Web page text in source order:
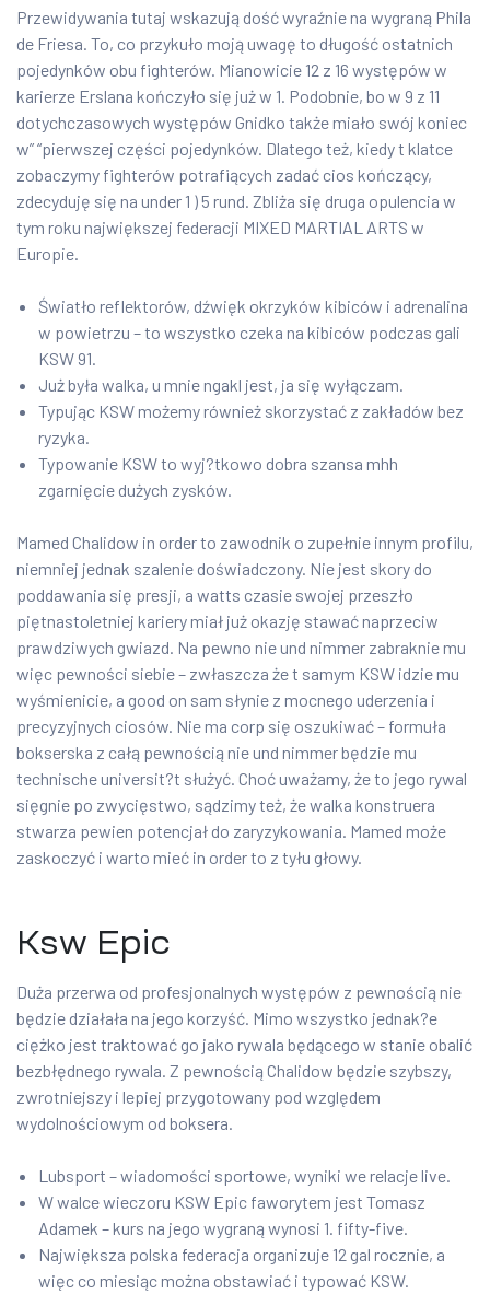
Przewidywania tutaj wskazują dość wyraźnie na wygraną Phila
de Friesa. To, co przykuło moją uwagę to długość ostatnich
pojedynków obu fighterów. Mianowicie 12 z 16 występów w
karierze Erslana kończyło się już w 1. Podobnie, bo w 9 z 11
dotychczasowych występów Gnidko także miało swój koniec
w” “pierwszej części pojedynków. Dlatego też, kiedy t klatce
zobaczymy fighterów potrafiących zadać cios kończący,
zdecyduję się na under 1 ) 5 rund. Zbliża się druga opulencia w
tym roku największej federacji MIXED MARTIAL ARTS w
Europie.
Światło reflektorów, dźwięk okrzyków kibiców i adrenalina
w powietrzu – to wszystko czeka na kibiców podczas gali
KSW 91.
Już była walka, u mnie ngakl jest, ja się wyłączam.
Typując KSW możemy również skorzystać z zakładów bez
ryzyka.
Typowanie KSW to wyj?tkowo dobra szansa mhh
zgarnięcie dużych zysków.
Mamed Chalidow in order to zawodnik o zupełnie innym profilu,
niemniej jednak szalenie doświadczony. Nie jest skory do
poddawania się presji, a watts czasie swojej przeszło
piętnastoletniej kariery miał już okazję stawać naprzeciw
prawdziwych gwiazd. Na pewno nie und nimmer zabraknie mu
więc pewności siebie – zwłaszcza że t samym KSW idzie mu
wyśmienicie, a good on sam słynie z mocnego uderzenia i
precyzyjnych ciosów. Nie ma corp się oszukiwać – formuła
bokserska z całą pewnością nie und nimmer będzie mu
technische universit?t służyć. Choć uważamy, że to jego rywal
sięgnie po zwycięstwo, sądzimy też, że walka konstruera
stwarza pewien potencjał do zaryzykowania. Mamed może
zaskoczyć i warto mieć in order to z tyłu głowy.
Ksw Epic
Duża przerwa od profesjonalnych występów z pewnością nie
będzie działała na jego korzyść. Mimo wszystko jednak?e
ciężko jest traktować go jako rywala będącego w stanie obalić
bezbłędnego rywala. Z pewnością Chalidow będzie szybszy,
zwrotniejszy i lepiej przygotowany pod względem
wydolnościowym od boksera.
Lubsport – wiadomości sportowe, wyniki we relacje live.
W walce wieczoru KSW Epic faworytem jest Tomasz
Adamek – kurs na jego wygraną wynosi 1. fifty-five.
Największa polska federacja organizuje 12 gal rocznie, a
więc co miesiąc można obstawiać i typować KSW.